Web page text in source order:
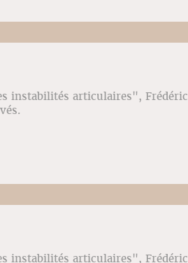
instabilités articulaires", Frédéric
instabilités articulaires", Frédéric